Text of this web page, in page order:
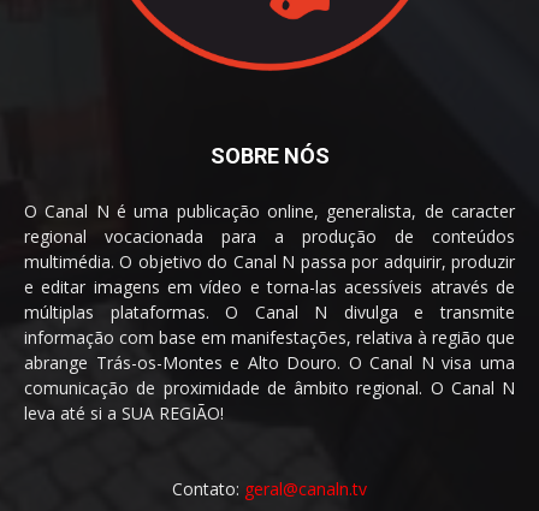
SOBRE NÓS
O Canal N é uma publicação online, generalista, de caracter
regional vocacionada para a produção de conteúdos
multimédia. O objetivo do Canal N passa por adquirir, produzir
e editar imagens em vídeo e torna-las acessíveis através de
múltiplas plataformas. O Canal N divulga e transmite
informação com base em manifestações, relativa à região que
abrange Trás-os-Montes e Alto Douro. O Canal N visa uma
comunicação de proximidade de âmbito regional. O Canal N
leva até si a SUA REGIÃO!
Contato: geral@canaln.tv